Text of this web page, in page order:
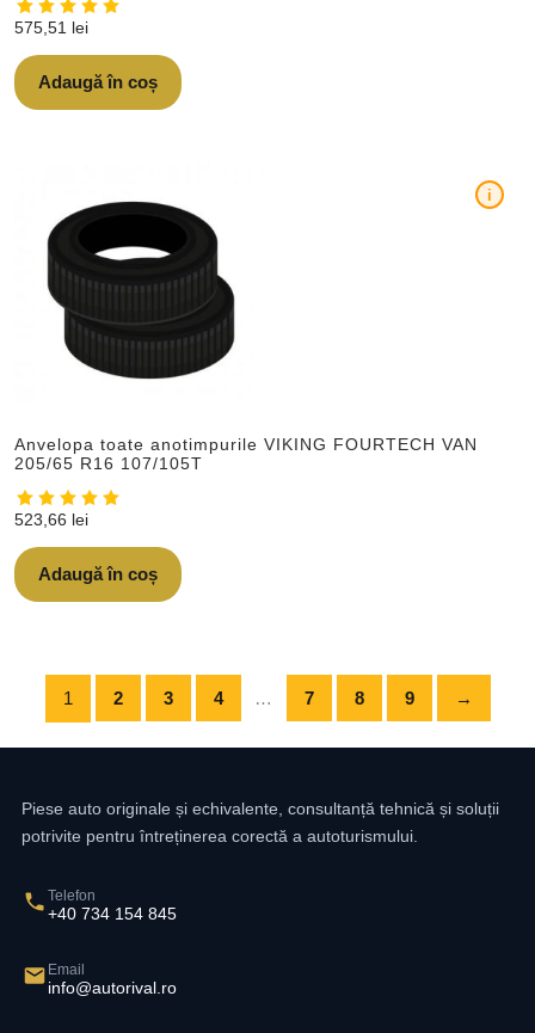
575,51 lei
Adaugă în coș
Anvelopa toate anotimpurile VIKING FOURTECH VAN
205/65 R16 107/105T
i
523,66 lei
Adaugă în coș
1 2 3 4 … 7 8 9 →
Piese auto originale și echivalente, consultanță tehnică și soluții
potrivite pentru întreținerea corectă a autoturismului.
Telefon
+40 734 154 845
Email
info@autorival.ro